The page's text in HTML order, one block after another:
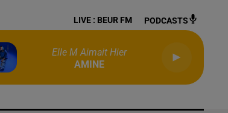
LIVE : BEUR FM PODCASTS
Elle M Aimait Hier
AMINE